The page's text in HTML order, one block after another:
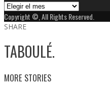
Archivos
Copyright ©, All Rights Reserved.
SHARE
TABOULÉ.
MORE STORIES